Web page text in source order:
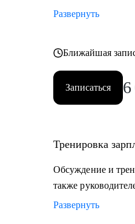
Развернуть
Ближайшая
Записаться 6
Тренировка
Обсуждение и
также
Развернуть